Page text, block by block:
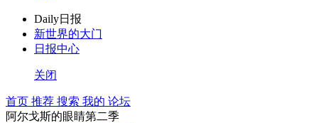
Daily日报
新世界的大门
日报中心
关闭
首页 推荐 搜索 我的 论坛
阿尔戈斯的眼睛第二季